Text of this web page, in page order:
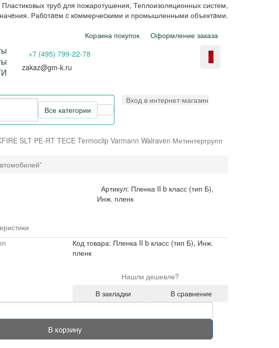
труб для пожаротушения, Теплоизоляционных систем,
Рабoтaeм c кoммерчеcкими и промышленными объектaми.
Корзина покупок
Оформление заказа
+7 (495) 799-22-78
zakaz@gm-k.ru
0
Все категории
Вход в интернет-магазин
SLT PE-RT TECE Termoclip Varmann Walraven Метинтергрупп
Артикул: Пленка II b класс (тип Б),
Инж. пленк
Код товара: Пленка II b класс (тип Б), Инж.
пленк
Нашли дешевле?
В закладки
В сравнение
В корзину